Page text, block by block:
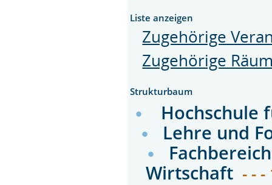
Liste anzeigen
Zugehörige
Zugehörige
Strukturbaum
Hochschule
Lehre und
Wirtschaft - - -